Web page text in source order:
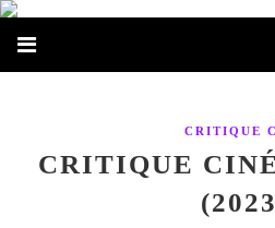
CRITIQUE
CRITIQUE